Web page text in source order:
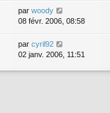
par woody
08 févr. 2006, 08:58
par cyril92
02 janv. 2006, 11:51